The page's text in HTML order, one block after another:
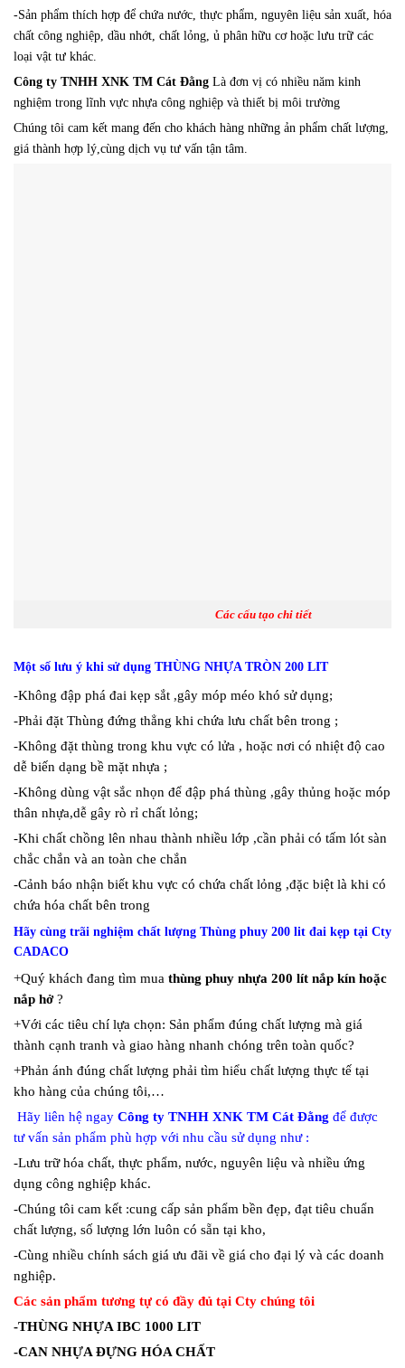
-Sản phẩm thích hợp để chứa nước, thực phẩm, nguyên liệu sản xuất, hóa
chất công nghiệp, dầu nhớt, chất lỏng, ủ phân hữu cơ hoặc lưu trữ các
loại vật tư khác.
Công ty TNHH XNK TM Cát Đằng Là đơn vị có nhiều năm kinh
nghiệm trong lĩnh vực nhựa công nghiệp và thiết bị môi trường
Chúng tôi cam kết mang đến cho khách hàng những ản phẩm chất lượng,
giá thành hợp lý,cùng dịch vụ tư vấn tận tâm.
Các cấu tạo chi tiết
Một số lưu ý khi sử dụng THÙNG NHỰA TRÒN 200 LIT
-Không đập phá đai kẹp sắt ,gây móp méo khó sử dụng;
-Phải đặt Thùng đứng thẳng khi chứa lưu chất bên trong ;
-Không đặt thùng trong khu vực có lửa , hoặc nơi có nhiệt độ cao
dễ biến dạng bề mặt nhựa ;
-Không dùng vật sắc nhọn để đập phá thùng ,gây thủng hoặc móp
thân nhựa,dễ gây rò rỉ chất lỏng;
-Khi chất chồng lên nhau thành nhiều lớp ,cần phải có tấm lót sàn
chắc chắn và an toàn che chắn
-Cảnh báo nhận biết khu vực có chứa chất lỏng ,đặc biệt là khi có
chứa hóa chất bên trong
Hãy cùng trãi nghiệm chất lượng Thùng phuy 200 lit đai kẹp tại Cty
CADACO
+Quý khách đang tìm mua thùng phuy nhựa 200 lít nắp kín hoặc
nắp hở?
+Với các tiêu chí lựa chọn: Sản phẩm đúng chất lượng mà giá
thành cạnh tranh và giao hàng nhanh chóng trên toàn quốc?
+Phản ánh đúng chất lượng phải tìm hiểu chất lượng thực tế tại
kho hàng của chúng tôi,…
Hãy liên hệ ngay Công ty TNHH XNK TM Cát Đằng để được
tư vấn sản phẩm phù hợp với nhu cầu sử dụng như :
-Lưu trữ hóa chất, thực phẩm, nước, nguyên liệu và nhiều ứng
dụng công nghiệp khác.
-Chúng tôi cam kết :cung cấp sản phẩm bền đẹp, đạt tiêu chuẩn
chất lượng, số lượng lớn luôn có sẵn tại kho,
-Cùng nhiều chính sách giá ưu đãi về giá cho đại lý và các doanh
nghiệp.
Các sản phẩm tương tự có đầy đủ tại Cty chúng tôi
-THÙNG NHỰA IBC 1000 LIT
-CAN NHỰA ĐỰNG HÓA CHẤT